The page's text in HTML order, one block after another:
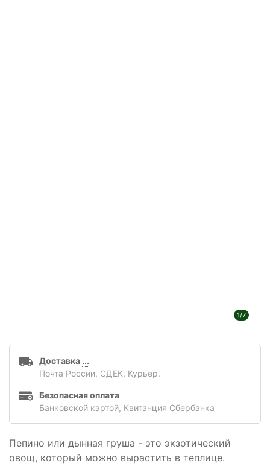
1/7
Доставка ...
Почта России, СДЕК, Курьер.
Безопасная оплата
Банковской картой, Квитанция Сбербанка
Пепино или дынная груша - это экзотический
овощ, который можно вырастить в теплице.